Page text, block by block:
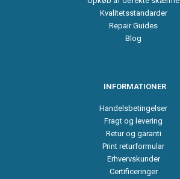
Kvalitetsstandarder
Repair Guides
Blog
INFORMATIONER
Handelsbetingelser
Fragt og levering
Retur og garanti
Print returformular
Erhvervskunder
Certificeringer